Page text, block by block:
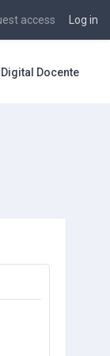
access Log in
Docente